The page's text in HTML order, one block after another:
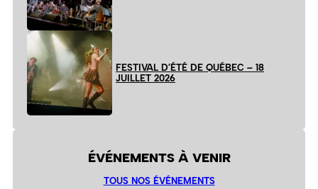
FESTIVAL D’ÉTÉ DE QUÉBEC – 18
JUILLET 2026
ÉVÉNEMENTS À VENIR
TOUS NOS ÉVÉNEMENTS